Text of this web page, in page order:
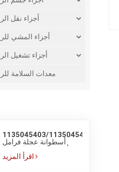
أجزاء نقل
أجزاء المشي
أجزاء تشغيل
معدات السلامة
1135045403/1135045405
أسطوانة عجلة فرامل
أصلية لشاحنة الوصول
LINDE R16
اقرأ المزيد